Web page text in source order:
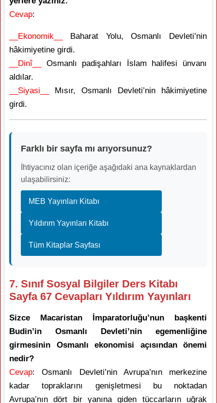
Cevap:
__Ekonomik__
Baharat Yolu, Osmanlı Devleti’nin
hâkimiyetine girdi.
__Dinî__
Osmanlı padişahları İslam halifesi ünvanı
aldılar.
__Siyasi__
Mısır, Osmanlı Devleti’nin hâkimiyetine
girdi.
Farklı bir sayfa mı arıyorsunuz?
İhtiyacınız olan içeriğe aşağıdaki ana kaynaklardan
ulaşabilirsiniz:
MEB Yayınları Kitabı
Yıldırım Yayınları Kitabı
Tüm Kitaplar Sayfası
7. Sınıf Sosyal Bilgiler Ders Kitabı
Sayfa 67 Cevapları Yıldırım Yayınları
Sizce Macaristan İmparatorluğu’nun başkenti
Budin’in Osmanlı Devleti’nin egemenliğine
girmesinin Osmanlı ekonomisi açısından önemi
nedir?
Cevap: Osmanlı Devleti’nin Avrupa’nın merkezine
kadar topraklarını genişletmesi bu noktadan
Avrupa’nın dört bir yanına giden tüccarların uğrak